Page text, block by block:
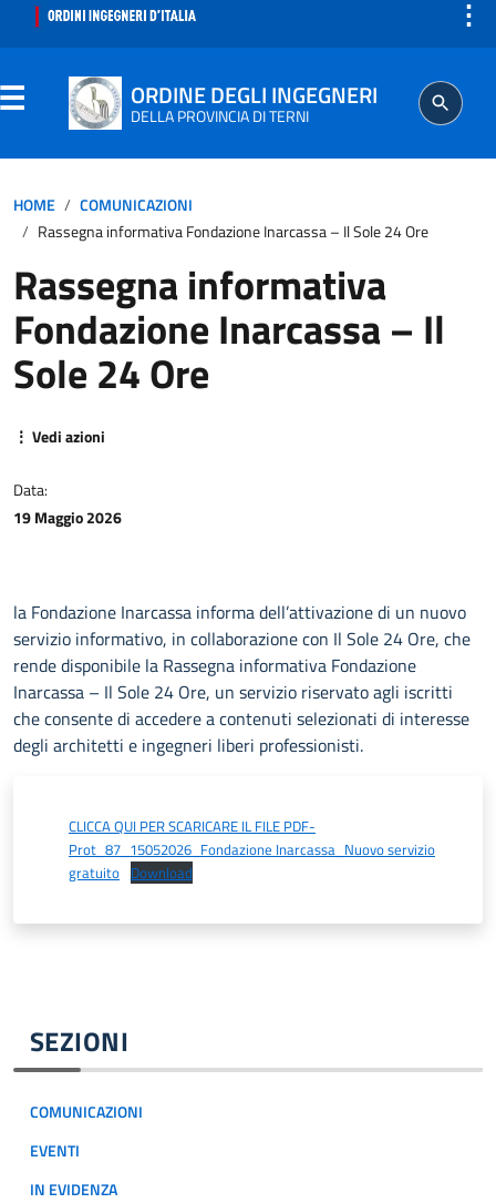
⋮
ORDINE DEGLI INGEGNERI
DELLA PROVINCIA DI TERNI
ISCRITTO
PROFESSIONE
AGGIORNAMENTO PROFESSIONALE
HOME
COMUNICAZIONI
Rassegna informativa Fondazione Inarcassa – Il Sole 24 Ore
Rassegna informativa
Fondazione Inarcassa – Il
Sole 24 Ore
⋮ Vedi azioni
Data:
19 Maggio 2026
SEZIONI
COMUNICAZIONI
EVENTI
IN EVIDENZA
la Fondazione Inarcassa informa dell’attivazione di un nuovo
servizio informativo, in collaborazione con Il Sole 24 Ore, che
rende disponibile la Rassegna informativa Fondazione
Inarcassa – Il Sole 24 Ore, un servizio riservato agli iscritti
che consente di accedere a contenuti selezionati di interesse
degli architetti e ingegneri liberi professionisti.
CLICCA QUI PER SCARICARE IL FILE PDF-
Prot_87_15052026_Fondazione Inarcassa_Nuovo servizio
gratuito Download